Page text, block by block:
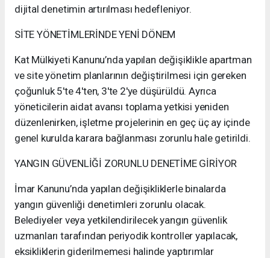
dijital denetimin artırılması hedefleniyor.
SİTE YÖNETİMLERİNDE YENİ DÖNEM
Kat Mülkiyeti Kanunu’nda yapılan değişiklikle apartman
ve site yönetim planlarının değiştirilmesi için gereken
çoğunluk 5'te 4'ten, 3'te 2'ye düşürüldü. Ayrıca
yöneticilerin aidat avansı toplama yetkisi yeniden
düzenlenirken, işletme projelerinin en geç üç ay içinde
genel kurulda karara bağlanması zorunlu hale getirildi.
YANGIN GÜVENLİĞİ ZORUNLU DENETİME GİRİYOR
İmar Kanunu’nda yapılan değişikliklerle binalarda
yangın güvenliği denetimleri zorunlu olacak.
Belediyeler veya yetkilendirilecek yangın güvenlik
uzmanları tarafından periyodik kontroller yapılacak,
eksikliklerin giderilmemesi halinde yaptırımlar